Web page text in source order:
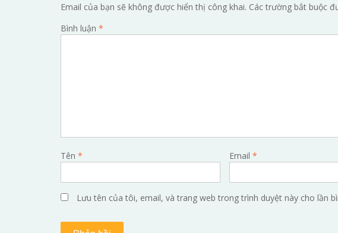
Email của bạn sẽ không được hiển thị công khai. Các trường bắt buộc
Bình luận *
Tên * Email *
Lưu tên của tôi, email, và trang web trong trình duyệt này cho lần